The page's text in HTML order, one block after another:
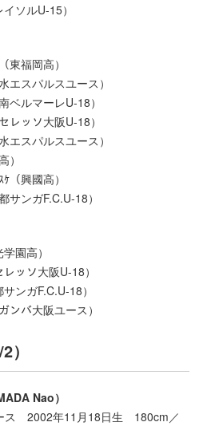
ソルU-15）
福岡高）
スパルスユース）
ルマーレU-18）
ッソ大阪U-18）
スパルスユース）
興國高）
ンガF.C.U-18）
園高）
ッソ大阪U-18）
ンガF.C.U-18）
バ大阪ユース）
）
Nao）
ス 2002年11月18日生 180cm／